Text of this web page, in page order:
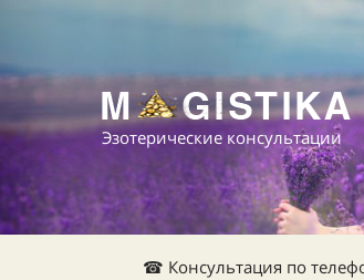
Эзотерические консультации
☎ Консультация по